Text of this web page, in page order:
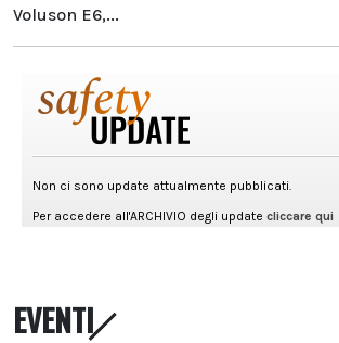
Voluson E6,...
EVENTI